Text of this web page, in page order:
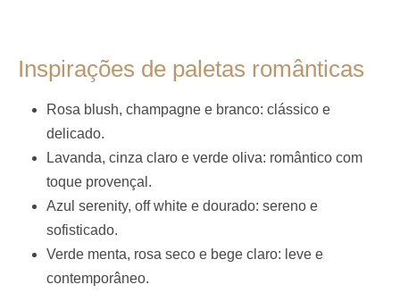
Inspirações de paletas românticas
Rosa blush, champagne e branco: clássico e
delicado.
Lavanda, cinza claro e verde oliva: romântico com
toque provençal.
Azul serenity, off white e dourado: sereno e
sofisticado.
Verde menta, rosa seco e bege claro: leve e
contemporâneo.